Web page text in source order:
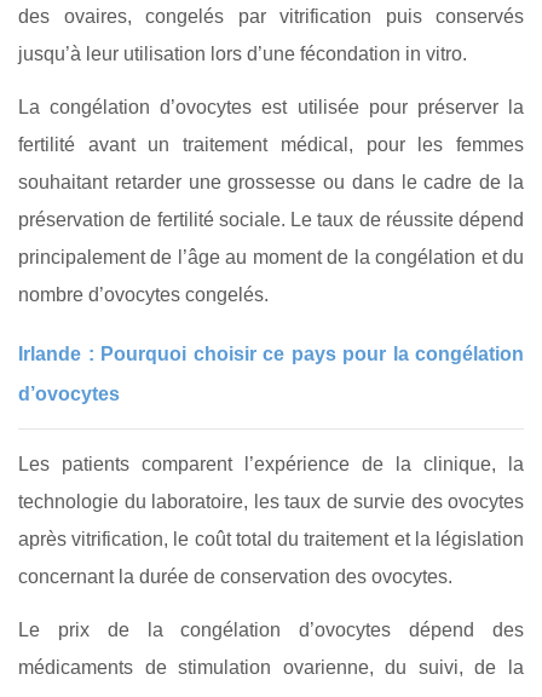
des ovaires, congelés par vitrification puis conservés
jusqu’à leur utilisation lors d’une fécondation in vitro.
La congélation d’ovocytes est utilisée pour préserver la
fertilité avant un traitement médical, pour les femmes
souhaitant retarder une grossesse ou dans le cadre de la
préservation de fertilité sociale. Le taux de réussite dépend
principalement de l’âge au moment de la congélation et du
nombre d’ovocytes congelés.
Irlande : Pourquoi choisir ce pays pour la congélation
d’ovocytes
Les patients comparent l’expérience de la clinique, la
technologie du laboratoire, les taux de survie des ovocytes
après vitrification, le coût total du traitement et la législation
concernant la durée de conservation des ovocytes.
Le prix de la congélation d’ovocytes dépend des
médicaments de stimulation ovarienne, du suivi, de la